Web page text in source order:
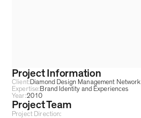
Project Information
Client: Diamond Design Management Network
Expertise: Brand Identity and Experiences
Year:2010
Project Team
Project Direction: